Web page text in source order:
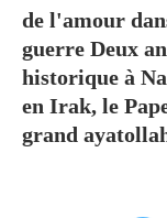
de l'amour
guerre Deux
historique à
en Irak, le
grand